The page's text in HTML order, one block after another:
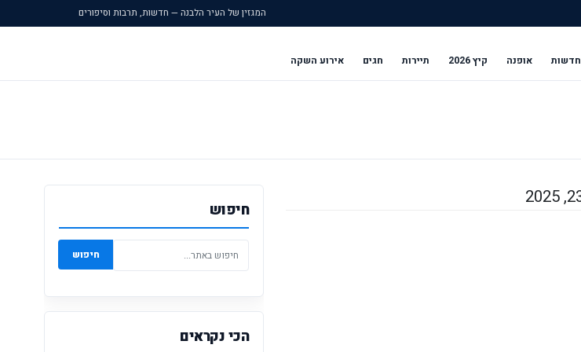
המגזין של העיר הלבנה — חדשות, תרבות וסיפורים
חדשות אופנה קיץ 2026 תיירות חגים אירוע השקה
חיפוש
חיפוש
הכי נקראים